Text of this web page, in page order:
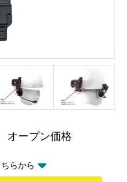
オープン価格
らから